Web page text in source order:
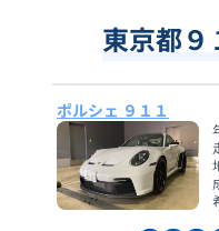
東京都
ポルシェ ９１１